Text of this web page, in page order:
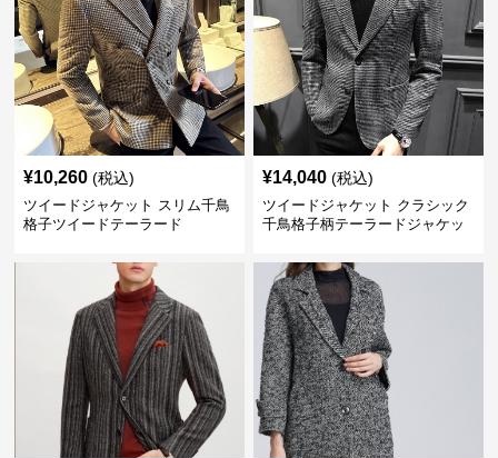
¥10,260 (税込)
ツイードジャケット スリム千鳥
格子ツイードテーラード
¥14,040 (税込)
ツイードジャケット クラシック
千鳥格子柄テーラードジャケッ